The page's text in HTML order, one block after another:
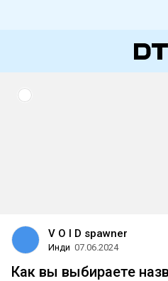
V O I D spawner
Инди 07.06.2024
Как вы выбираете